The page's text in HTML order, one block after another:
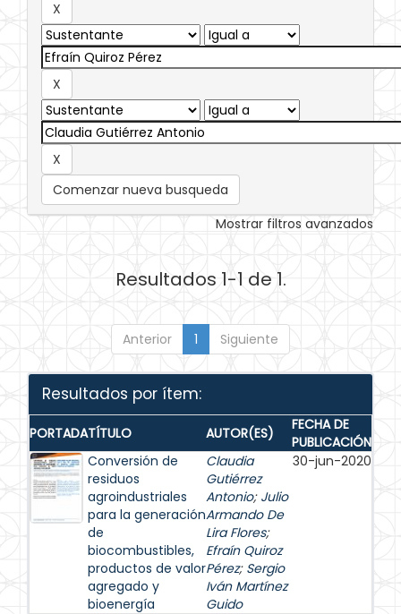
Comenzar nueva busqueda
Mostrar filtros avanzados
Resultados 1-1 de 1.
Anterior 1 Siguiente
Resultados por ítem:
PORTADATÍTULO AUTOR(ES)
FECHA DE
PUBLICACIÓN
Conversión de
residuos
agroindustriales
para la generación
de
biocombustibles,
productos de valor
agregado y
bioenergía
Claudia
Gutiérrez
Antonio; Julio
Armando De
Lira Flores;
Efraín Quiroz
Pérez; Sergio
Iván Martínez
Guido
30-jun-2020